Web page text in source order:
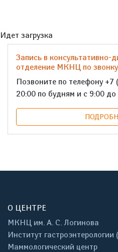
Идет загрузка
Запись в консультативно-
отделение МКНЦ по звонку
Позвоните по телефону
20:00 по будням и с 9:00
О ЦЕНТРЕ
МКНЦ им. А. С. Логинова
Институт
Маммологический центр